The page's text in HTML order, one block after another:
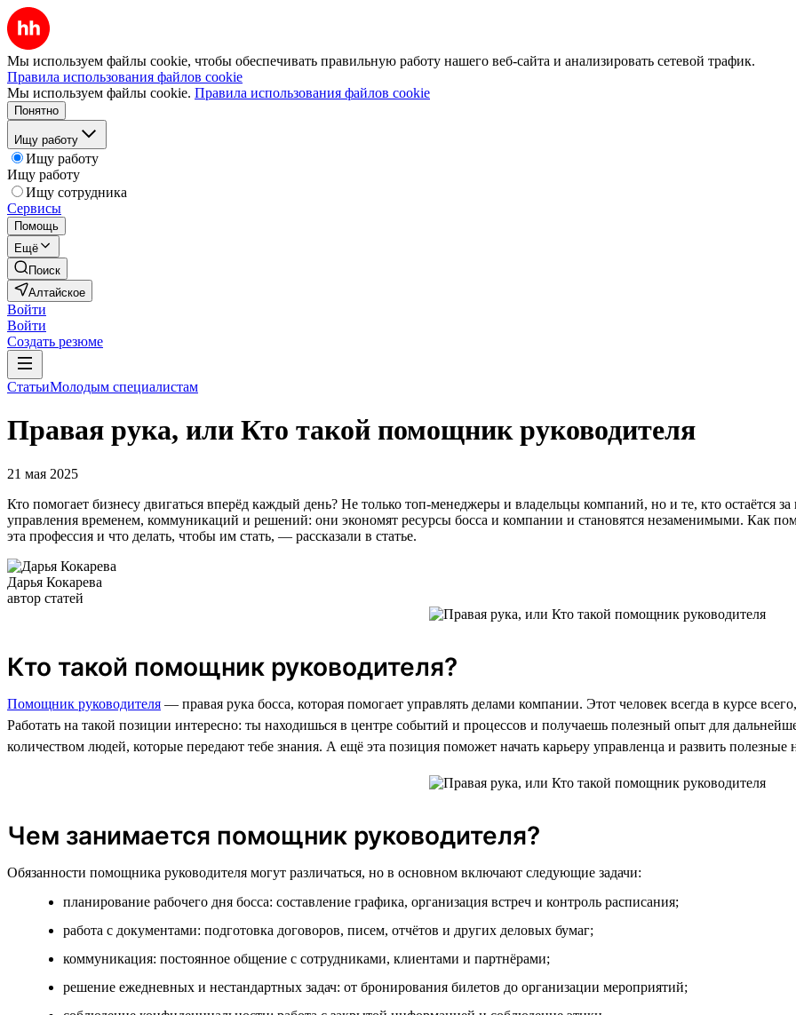
Мы используем файлы cookie, чтобы обеспечивать правильную работу нашего веб-сайта и анализировать сетевой трафик.
Правила использования файлов cookie
Мы используем файлы cookie. Правила использования файлов cookie
Понятно
Ищу работу
Ищу работу
Ищу работу
Ищу сотрудника
Сервисы
Помощь
Ещё
Поиск
Алтайское
Войти
Войти
Создать резюме
СтатьиМолодым специалистам
Правая рука, или Кто такой помощник руководителя
21 мая 2025
Кто помогает бизнесу двигаться вперёд каждый день? Не только топ-менеджеры и владельцы компаний, но и те, кто остаётся
управления временем, коммуникаций и решений: они экономят ресурсы босса и компании и становятся незаменимыми. Как
эта профессия и что делать, чтобы им стать, — рассказали в статье.
Дарья Кокарева
автор статей
Кто такой помощник руководителя?
Помощник руководителя — правая рука босса, которая помогает управлять делами компании. Этот человек всегда в курсе
Работать на такой позиции интересно: ты находишься в центре событий и процессов и получаешь полезный опыт для
количеством людей, которые передают тебе знания. А ещё эта позиция поможет начать карьеру управленца и развить полезные
Чем занимается помощник руководителя?
Обязанности помощника руководителя могут различаться, но в основном включают следующие задачи:
планирование рабочего дня босса: составление графика, организация встреч и контроль расписания;
работа с документами: подготовка договоров, писем, отчётов и других деловых бумаг;
коммуникация: постоянное общение с сотрудниками, клиентами и партнёрами;
решение ежедневных и нестандартных задач: от бронирования билетов до организации мероприятий;